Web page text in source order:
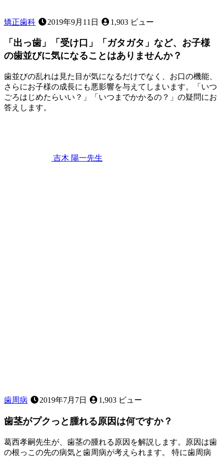
矯正歯科 2019年9月11日 1,903 ビュー
「出っ歯」「受け口」「ガタガタ」など、お子様
の歯並びに気になることはありませんか？
歯並びの乱れは見た目が気になるだけでなく、お口の機能、
さらにお子様の成長にも悪影響を与えてしまいます。「いつ
ごろはじめたらいい？」「いつまでかかるの？」の疑問にお
答えします。
吉木 陽一先生
な
る
こ
と
は
あ
歯周病 2019年7月7日 1,903 ビュー
歯茎がプクっと腫れる原因は何ですか？
葛西孝嗣先生が、歯茎の腫れる原因を解説します。原因は歯
の根っこの先の病気と歯周病が考えられます。 特に歯周病